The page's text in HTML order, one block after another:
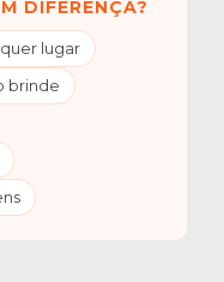
DIFERENÇA?
lugar
brinde